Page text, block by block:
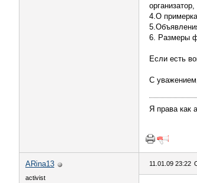
4.О
6. Размеры
Если есть
С
Я права как
ARina13
activist
11.01.09 23:22